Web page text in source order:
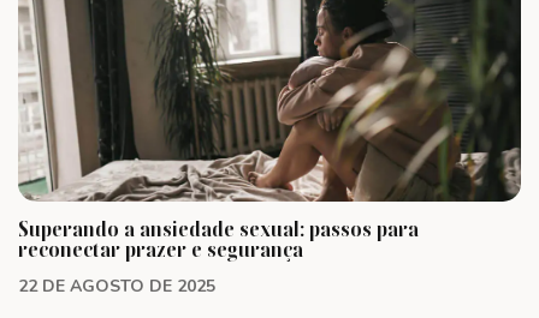
Superando a ansiedade sexual: passos para
reconectar prazer e segurança
22 DE AGOSTO DE 2025